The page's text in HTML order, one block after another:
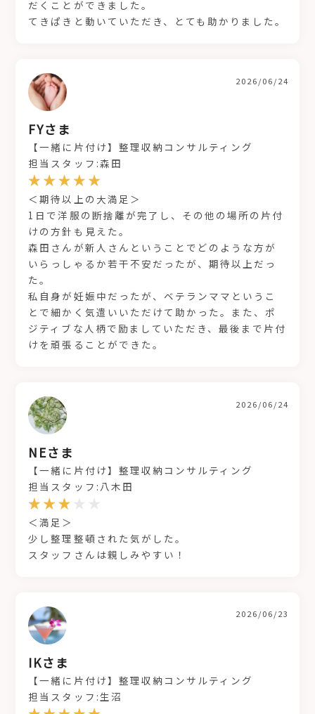
だくことができました。
てきぱきと動いていただき、とても助かりました。
FYさま
2026/06/24
【一緒に片付け】整理収納コンサルティング
担当スタッフ:森田
＜期待以上の大満足＞
1日で洋服の断捨離が完了し、その他の場所の片付
けの方針も見えた。
森田さんが新人さんということでどのような方が
いらっしゃるか若干不安だったが、期待以上だっ
た。
私自身が妊娠中だったが、ベテランママというこ
とで細かく気遣いいただけて助かった。また、ポ
ジティブな人柄で励ましていただき、最後まで片付
けを頑張ることができた。
NEさま
2026/06/24
【一緒に片付け】整理収納コンサルティング
担当スタッフ:八木田
＜満足＞
少し整理整頓された気がした。
スタッフさんは親しみやすい！
IKさま
2026/06/23
【一緒に片付け】整理収納コンサルティング
担当スタッフ:生沼